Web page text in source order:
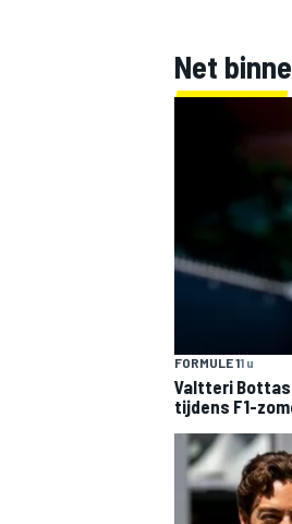
MEER
Net
FORMULE 11 u
Valtteri
tijdens F1-